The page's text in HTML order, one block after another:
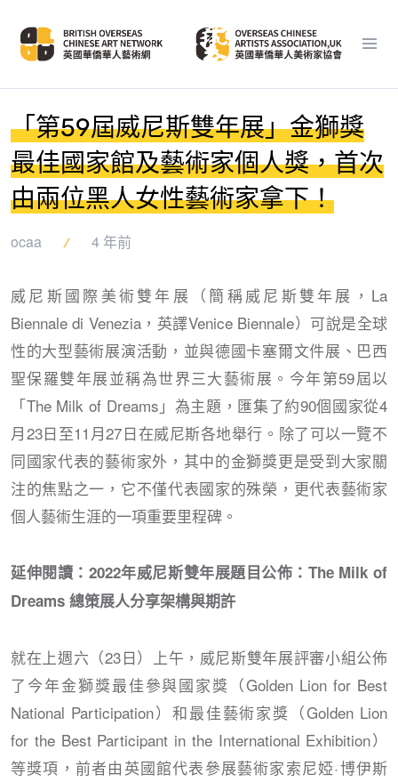
「第59屆威尼斯雙年展」金獅獎
最佳國家館及藝術家個人獎，首次
由兩位黑人女性藝術家拿下！
ocaa 4 年前
威尼斯國際美術雙年展（簡稱威尼斯雙年展，La
Biennale di Venezia，英譯Venice Biennale）可說是全球
性的大型藝術展演活動，並與德國卡塞爾文件展、巴西
聖保羅雙年展並稱為世界三大藝術展。今年第59屆以
「The Milk of Dreams」為主題，匯集了約90個國家從4
月23日至11月27日在威尼斯各地舉行。除了可以一覽不
同國家代表的藝術家外，其中的金獅獎更是受到大家關
注的焦點之一，它不僅代表國家的殊榮，更代表藝術家
個人藝術生涯的一項重要里程碑。
延伸閱讀：2022年威尼斯雙年展題目公佈：The Milk of
Dreams 總策展人分享架構與期許
就在上週六（23日）上午，威尼斯雙年展評審小組公佈
了今年金獅獎最佳參與國家獎（Golden Lion for Best
National Participation）和最佳藝術家獎（Golden Lion
for the Best Participant in the International Exhibition）
等獎項，前者由英國館代表參展藝術家索尼婭·博伊斯